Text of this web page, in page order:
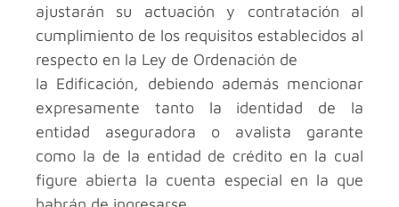
ajustarán su actuación y contratación al
cumplimiento de los requisitos establecidos al
respecto en la Ley de Ordenación de
la Edificación, debiendo además mencionar
expresamente tanto la identidad de la
entidad aseguradora o avalista garante
como la de la entidad de crédito en la cual
figure abierta la cuenta especial en la que